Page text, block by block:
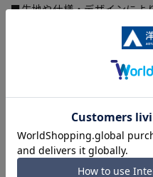
■生地や仕様・デザインによ
干の誤差が生じる場合がござ
■サイズスペックは仕上がり
部、商品現物におすすめサ
■ブラウザやお使いのモニタ
加減により、実際の商品と掲
います。
■店舗や各モールサイトと商
上、ご注文いただいたタイ